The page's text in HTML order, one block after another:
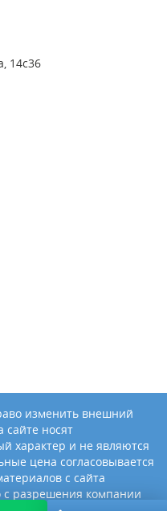
14с36
изменить внешний
сайте носят
характер и не являются
цена согласовывается
с сайта
разрешения компании